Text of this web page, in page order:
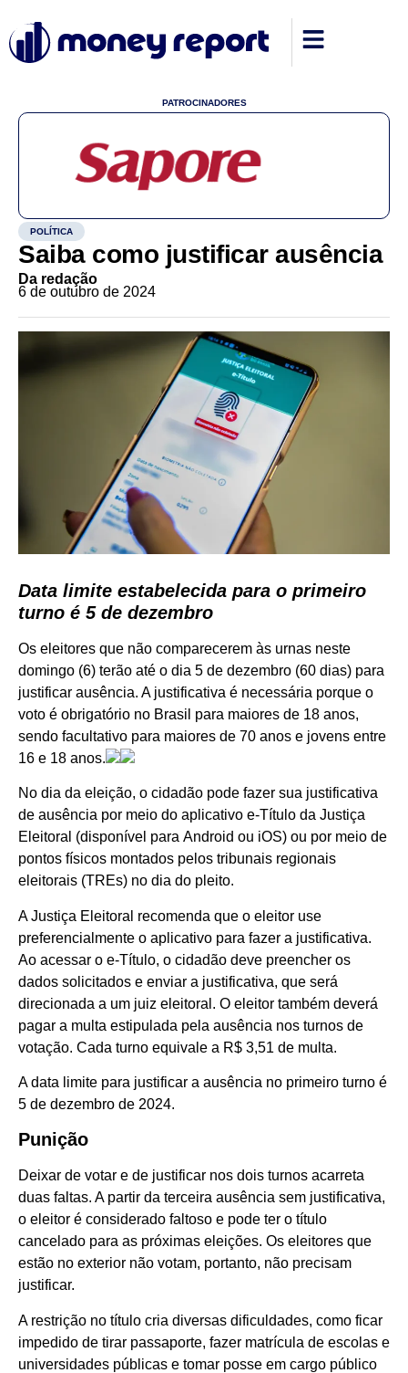
PATROCINADORES
POLÍTICA
Saiba como justificar ausência
Da redação
6 de outubro de 2024
Data limite estabelecida para o primeiro
turno é 5 de dezembro
Os eleitores que não comparecerem às urnas neste
domingo (6) terão até o dia 5 de dezembro (60 dias) para
justificar ausência. A justificativa é necessária porque o
voto é obrigatório no Brasil para maiores de 18 anos,
sendo facultativo para maiores de 70 anos e jovens entre
16 e 18 anos.
No dia da eleição, o cidadão pode fazer sua justificativa
de ausência por meio do aplicativo e-Título da Justiça
Eleitoral (disponível para Android ou iOS) ou por meio de
pontos físicos montados pelos tribunais regionais
eleitorais (TREs) no dia do pleito.
A Justiça Eleitoral recomenda que o eleitor use
preferencialmente o aplicativo para fazer a justificativa.
Ao acessar o e-Título, o cidadão deve preencher os
dados solicitados e enviar a justificativa, que será
direcionada a um juiz eleitoral. O eleitor também deverá
pagar a multa estipulada pela ausência nos turnos de
votação. Cada turno equivale a R$ 3,51 de multa.
A data limite para justificar a ausência no primeiro turno é
5 de dezembro de 2024.
Punição
Deixar de votar e de justificar nos dois turnos acarreta
duas faltas. A partir da terceira ausência sem justificativa,
o eleitor é considerado faltoso e pode ter o título
cancelado para as próximas eleições. Os eleitores que
estão no exterior não votam, portanto, não precisam
justificar.
A restrição no título cria diversas dificuldades, como ficar
impedido de tirar passaporte, fazer matrícula de escolas e
universidades públicas e tomar posse em cargo público